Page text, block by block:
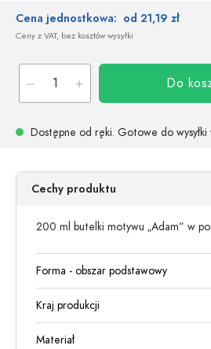
Cena jednostkowa: od 21,19 zł
Ceny z VAT, bez kosztów wysyłki
Do
Dostępne od ręki. Gotowe do wysyłki
Cechy produktu
200 ml butelki motywu „Adam” w
Forma - obszar podstawowy
Kraj produkcji
Materiał